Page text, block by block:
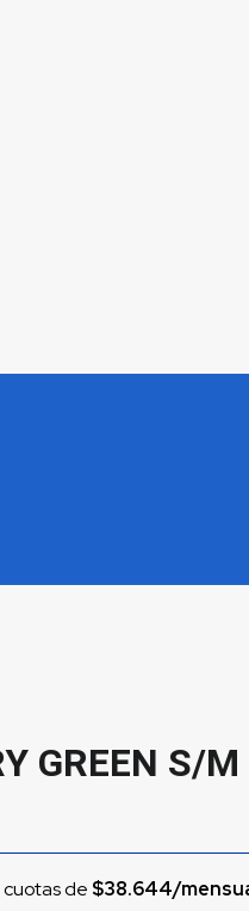
GREEN S/M
cuotas de $38.644/